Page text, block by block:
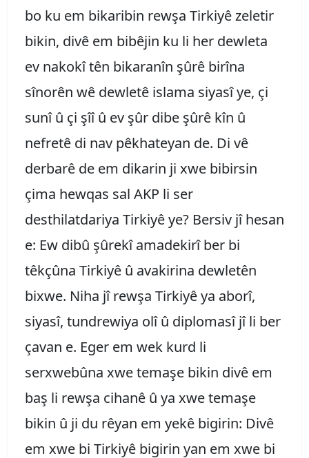
bo ku em bikaribin rewşa Tirkiyê zeletir
bikin, divê em bibêjin ku li her dewleta
ev nakokî tên bikaranîn şûrê birîna
sînorên wê dewletê islama siyasî ye, çi
sunî û çi şîî û ev şûr dibe şûrê kîn û
nefretê di nav pêkhateyan de. Di vê
derbarê de em dikarin ji xwe bibirsin
çima hewqas sal AKP li ser
desthilatdariya Tirkiyê ye? Bersiv jî hesan
e: Ew dibû şûrekî amadekirî ber bi
têkçûna Tirkiyê û avakirina dewletên
bixwe. Niha jî rewşa Tirkiyê ya aborî,
siyasî, tundrewiya olî û diplomasî jî li ber
çavan e. Eger em wek kurd li
serxwebûna xwe temaşe bikin divê em
baş li rewşa cihanê û ya xwe temaşe
bikin û ji du rêyan em yekê bigirin: Divê
em xwe bi Tirkiyê bigirin yan em xwe bi